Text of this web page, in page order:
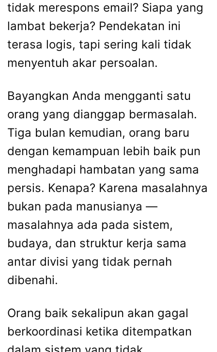
tidak merespons email? Siapa yang
lambat bekerja? Pendekatan ini
terasa logis, tapi sering kali tidak
menyentuh akar persoalan.
Bayangkan Anda mengganti satu
orang yang dianggap bermasalah.
Tiga bulan kemudian, orang baru
dengan kemampuan lebih baik pun
menghadapi hambatan yang sama
persis. Kenapa? Karena masalahnya
bukan pada manusianya —
masalahnya ada pada sistem,
budaya, dan struktur kerja sama
antar divisi yang tidak pernah
dibenahi.
Orang baik sekalipun akan gagal
berkoordinasi ketika ditempatkan